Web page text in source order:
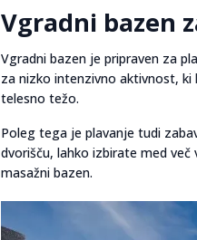
Vgradni bazen
Vgradni bazen je pripraven za
za nizko intenzivno aktivnost,
telesno težo.
Poleg tega je plavanje tudi
dvorišču, lahko izbirate med
masažni bazen.